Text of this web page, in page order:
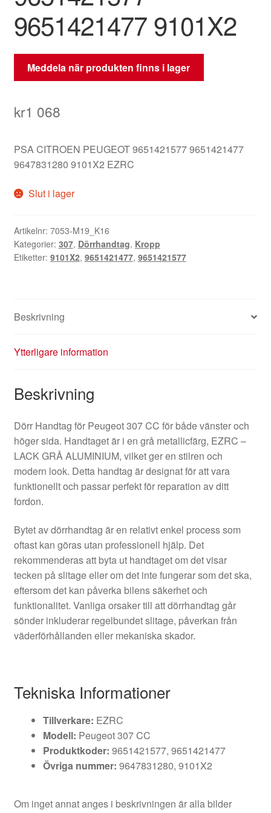
9651421477 9101X2
Meddela när produkten finns i lager
kr1 068
PSA CITROEN PEUGEOT 9651421577 9651421477
9647831280 9101X2 EZRC
Slut i lager
Artikelnr: 7053-M19_K16
Kategorier: 307, Dörrhandtag, Kropp
Etiketter: 9101X2, 9651421477, 9651421577
Beskrivning
Ytterligare information
Beskrivning
Dörr Handtag för Peugeot 307 CC för både vänster och
höger sida. Handtaget är i en grå metallicfärg, EZRC –
LACK GRÅ ALUMINIUM, vilket ger en stilren och
modern look. Detta handtag är designat för att vara
funktionellt och passar perfekt för reparation av ditt
fordon.
Bytet av dörrhandtag är en relativt enkel process som
oftast kan göras utan professionell hjälp. Det
rekommenderas att byta ut handtaget om det visar
tecken på slitage eller om det inte fungerar som det ska,
eftersom det kan påverka bilens säkerhet och
funktionalitet. Vanliga orsaker till att dörrhandtag går
sönder inkluderar regelbundet slitage, påverkan från
väderförhållanden eller mekaniska skador.
Tekniska Informationer
Tillverkare: EZRC
Modell: Peugeot 307 CC
Produktkoder: 9651421577, 9651421477
Övriga nummer: 9647831280, 9101X2
Om inget annat anges i beskrivningen är alla bilder